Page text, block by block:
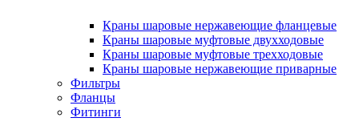
Краны шаровые нержавеющие фланцевые
Краны шаровые муфтовые двухходовые
Краны шаровые муфтовые трехходовые
Краны шаровые нержавеющие приварные
Фильтры
Фланцы
Фитинги